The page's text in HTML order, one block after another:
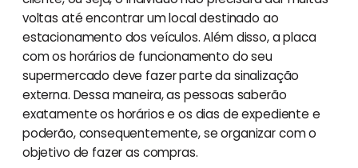
voltas até encontrar um local destinado ao
estacionamento dos veículos. Além disso, a placa
com os horários de funcionamento do seu
supermercado deve fazer parte da sinalização
externa. Dessa maneira, as pessoas saberão
exatamente os horários e os dias de expediente e
poderão, consequentemente, se organizar com o
objetivo de fazer as compras.